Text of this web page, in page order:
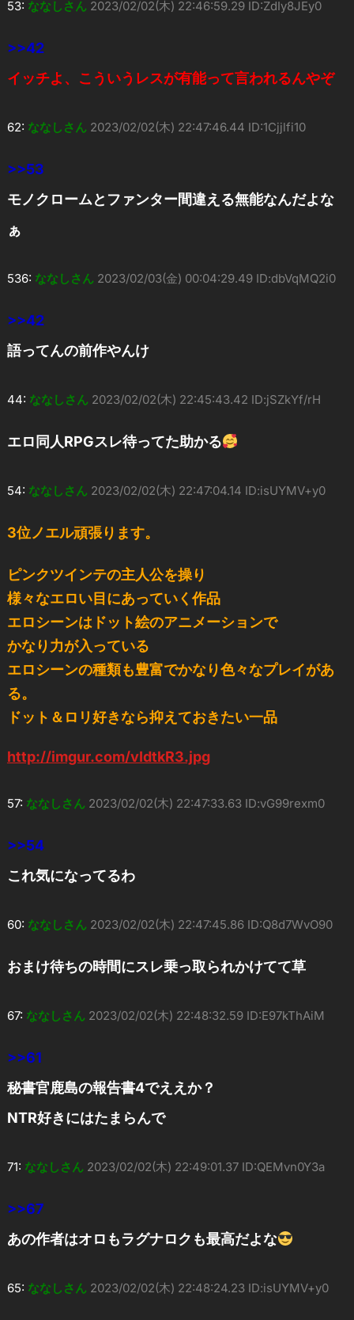
53: ななしさん 2023/02/02(木) 22:46:59.29 ID:ZdIy8JEy0
>>42
イッチよ、こういうレスが有能って言われるんやぞ
62: ななしさん 2023/02/02(木) 22:47:46.44 ID:1Cjjlfi10
>>53
モノクロームとファンター間違える無能なんだよな
ぁ
536: ななしさん 2023/02/03(金) 00:04:29.49 ID:dbVqMQ2i0
>>42
語ってんの前作やんけ
44: ななしさん 2023/02/02(木) 22:45:43.42 ID:jSZkYf/rH
エロ同人RPGスレ待ってた助かる
54: ななしさん 2023/02/02(木) 22:47:04.14 ID:isUYMV+y0
3位ノエル頑張ります。
ピンクツインテの主人公を操り
様々なエロい目にあっていく作品
エロシーンはドット絵のアニメーションで
かなり力が入っている
エロシーンの種類も豊富でかなり色々なプレイがあ
る。
ドット＆ロリ好きなら抑えておきたい一品
http://imgur.com/vIdtkR3.jpg
57: ななしさん 2023/02/02(木) 22:47:33.63 ID:vG99rexm0
>>54
これ気になってるわ
60: ななしさん 2023/02/02(木) 22:47:45.86 ID:Q8d7WvO90
おまけ待ちの時間にスレ乗っ取られかけてて草
67: ななしさん 2023/02/02(木) 22:48:32.59 ID:E97kThAiM
>>61
秘書官鹿島の報告書4でええか？
NTR好きにはたまらんで
71: ななしさん 2023/02/02(木) 22:49:01.37 ID:QEMvn0Y3a
>>67
あの作者はオロもラグナロクも最高だよな
65: ななしさん 2023/02/02(木) 22:48:24.23 ID:isUYMV+y0